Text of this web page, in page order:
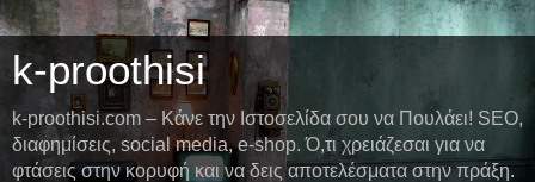
k-proothisi
k-proothisi.com – Κάνε την Ιστοσελίδα σου να Πουλάει! SEO,
διαφημίσεις, social media, e-shop. Ό,τι χρειάζεσαι για να
φτάσεις στην κορυφή και να δεις αποτελέσματα στην πράξη.